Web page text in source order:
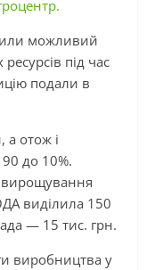
можливий
під час
подали в
а отож і
до 10%.
вирощування
виділила 150
— 15 тис. грн.
виробництва у